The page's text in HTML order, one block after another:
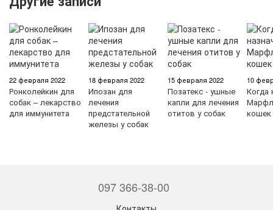
22 февраля 2022
Ронколейкин для
собак – лекарство
для иммунитета
18 февраля 2022
Ипозан для
лечения
предстательной
железы у собак
15 февраля 2022
Позатекс - ушные
капли для лечения
отитов у собак
10
Когда
кошек
097 366-38-00